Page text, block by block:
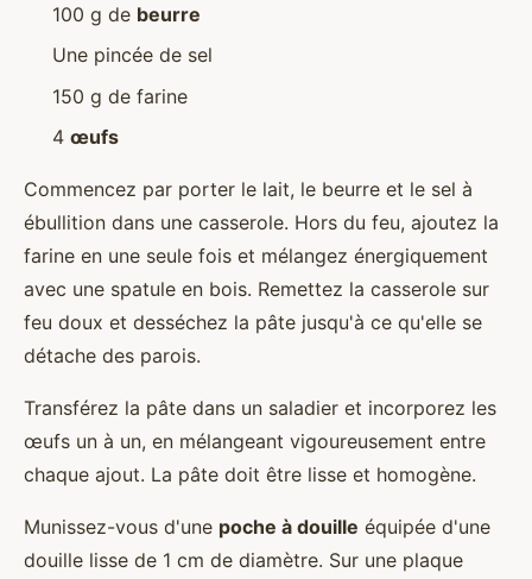
100 g de beurre
Une pincée de sel
150 g de farine
4 œufs
Commencez par porter le lait, le beurre et le sel à
ébullition dans une casserole. Hors du feu, ajoutez la
farine en une seule fois et mélangez énergiquement
avec une spatule en bois. Remettez la casserole sur
feu doux et desséchez la pâte jusqu'à ce qu'elle se
détache des parois.
Transférez la pâte dans un saladier et incorporez les
œufs un à un, en mélangeant vigoureusement entre
chaque ajout. La pâte doit être lisse et homogène.
Munissez-vous d'une poche à douille équipée d'une
douille lisse de 1 cm de diamètre. Sur une plaque